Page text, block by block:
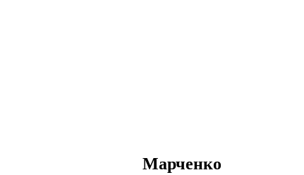
Марченко